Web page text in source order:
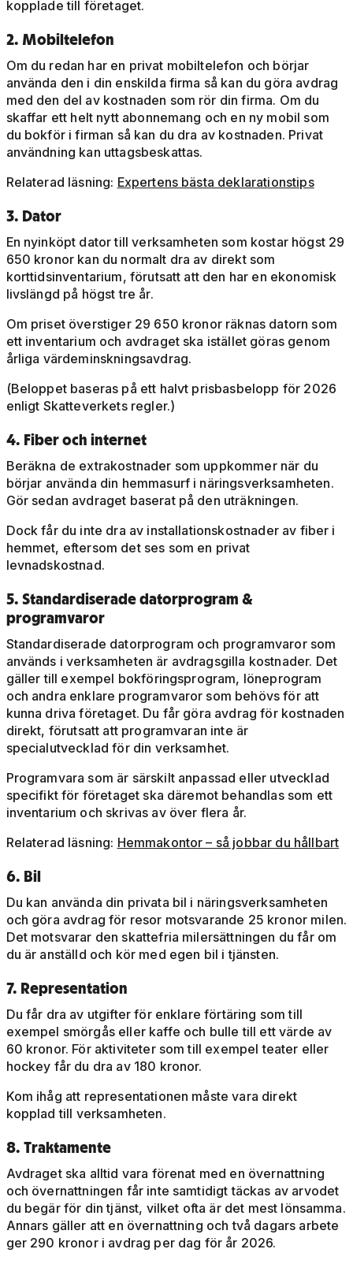
kopplade till företaget.
2. Mobiltelefon
Om du redan har en privat mobiltelefon och börjar
använda den i din enskilda firma så kan du göra avdrag
med den del av kostnaden som rör din firma. Om du
skaffar ett helt nytt abonnemang och en ny mobil som
du bokför i firman så kan du dra av kostnaden. Privat
användning kan uttagsbeskattas.
Relaterad läsning: Expertens bästa deklarationstips
3. Dator
En nyinköpt dator till verksamheten som kostar högst 29
650 kronor kan du normalt dra av direkt som
korttidsinventarium, förutsatt att den har en ekonomisk
livslängd på högst tre år.
Om priset överstiger 29 650 kronor räknas datorn som
ett inventarium och avdraget ska istället göras genom
årliga värdeminskningsavdrag.
(Beloppet baseras på ett halvt prisbasbelopp för 2026
enligt Skatteverkets regler.)
4. Fiber och internet
Beräkna de extrakostnader som uppkommer när du
börjar använda din hemmasurf i näringsverksamheten.
Gör sedan avdraget baserat på den uträkningen.
Dock får du inte dra av installationskostnader av fiber i
hemmet, eftersom det ses som en privat
levnadskostnad.
5. Standardiserade datorprogram &
programvaror
Standardiserade datorprogram och programvaror som
används i verksamheten är avdragsgilla kostnader. Det
gäller till exempel bokföringsprogram, löneprogram
och andra enklare programvaror som behövs för att
kunna driva företaget. Du får göra avdrag för kostnaden
direkt, förutsatt att programvaran inte är
specialutvecklad för din verksamhet.
Programvara som är särskilt anpassad eller utvecklad
specifikt för företaget ska däremot behandlas som ett
inventarium och skrivas av över flera år.
Relaterad läsning: Hemmakontor – så jobbar du hållbart
6. Bil
Du kan använda din privata bil i näringsverksamheten
och göra avdrag för resor motsvarande 25 kronor milen.
Det motsvarar den skattefria milersättningen du får om
du är anställd och kör med egen bil i tjänsten.
7. Representation
Du får dra av utgifter för enklare förtäring som till
exempel smörgås eller kaffe och bulle till ett värde av
60 kronor. För aktiviteter som till exempel teater eller
hockey får du dra av 180 kronor.
Kom ihåg att representationen måste vara direkt
kopplad till verksamheten.
8. Traktamente
Avdraget ska alltid vara förenat med en övernattning
och övernattningen får inte samtidigt täckas av arvodet
du begär för din tjänst, vilket ofta är det mest lönsamma.
Annars gäller att en övernattning och två dagars arbete
ger 290 kronor i avdrag per dag för år 2026.